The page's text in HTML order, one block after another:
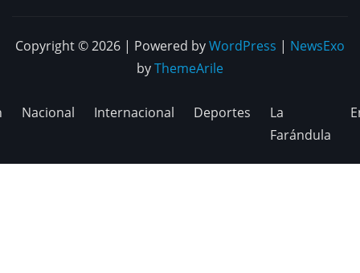
Copyright © 2026 | Powered byWordPress | NewsExo
byThemeArile
Nacional Internacional Deportes
La
Farándula